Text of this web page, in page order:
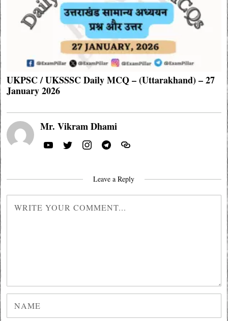
UKPSC / UKSSSC Daily MCQ – (Uttarakhand) – 27
January 2026
Mr. Vikram Dhami
Leave a Reply